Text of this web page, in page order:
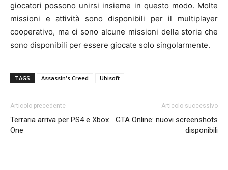
giocatori possono unirsi insieme in questo modo. Molte
missioni e attività sono disponibili per il multiplayer
cooperativo, ma ci sono alcune missioni della storia che
sono disponibili per essere giocate solo singolarmente.
TAGS Assassin's Creed Ubisoft
Articolo precedente
Terraria arriva per PS4 e Xbox
One
Articolo successivo
GTA Online: nuovi screenshots
disponibili